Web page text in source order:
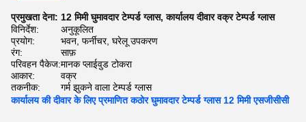
प्रमुखता देना: 12 मिमी घुमावदार टेम्पर्ड ग्लास,कार्यालय दीवार वक्र टेम्पर्ड ग्लास
विनिर्देश:
अनुकूलित
प्रयोग:
भवन, फर्नीचर, घरेलू उपकरण
रंग:
साफ़
परिवहन पैकेज:मानक प्लाईवुड टोकरा
आकार:
वक्र
तकनीक:
गर्म झुकने वाला टेम्पर्ड ग्लास
कार्यालय की दीवार के लिए प्रमाणित कठोर घुमावदार टेम्पर्ड ग्लास 12 मिमी एसजीसीसी